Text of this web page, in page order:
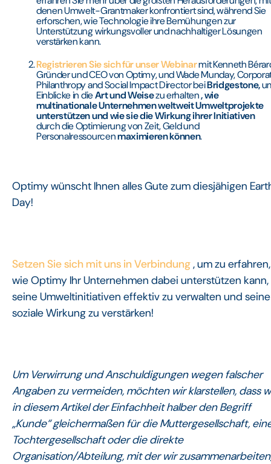
denen Umwelt-Grantmaker konfrontiert sind, während Sie
erforschen, wie Technologie ihre Bemühungen zur
Unterstützung wirkungsvoller und nachhaltiger Lösungen
verstärken kann.
Registrieren Sie sich für unser WebinarmitKenneth
Gründer und CEO von Optimy, und Wade Munday,
Philanthropy and Social Impact Director beiBridgestone,
Einblicke in dieArt und Weisezu erhalten, wie
multinationale Unternehmen weltweit Umweltprojekte
unterstützen und wie sie die Wirkung ihrer Initiativen
durch die Optimierung von Zeit, Geld und
Personalressourcenmaximieren können.
Optimy wünscht Ihnen alles Gute zum diesjähigen
Day!
Setzen Sie sich mit uns in Verbindung, um zu erfahren,
wie Optimy Ihr Unternehmen dabei unterstützen kann,
seine Umweltinitiativen effektiv zu verwalten und seine
soziale Wirkung zu verstärken!
Um Verwirrung und Anschuldigungen wegen falscher
Angaben zu vermeiden, möchten wir klarstellen, dass
in diesem Artikel der Einfachheit halber den Begriff
„Kunde“ gleichermaßen für die Muttergesellschaft,
Tochtergesellschaft oder die direkte
Organisation/Abteilung, mit der wir